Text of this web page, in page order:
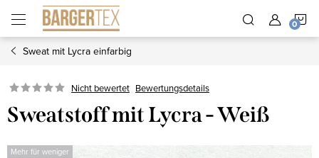
Inhalt
springen
Sweat mit Lycra einfarbig
Nicht bewertet Bewertungsdetails
Sweatstoff mit Lycra - Weiß
Mehr für weniger